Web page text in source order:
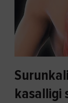
kasalligi